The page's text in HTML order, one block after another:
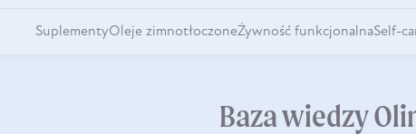
SuplementyOleje zimnotłoczoneŻywność funkcjonalnaSelf-
Baza wiedzy